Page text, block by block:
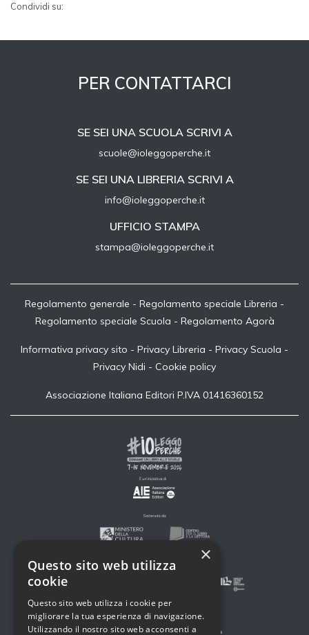
Condividi su:
PER CONTATTARCI
SE SEI UNA SCUOLA SCRIVI A
scuole@ioleggoperche.it
SE SEI UNA LIBRERIA SCRIVI A
info@ioleggoperche.it
UFFICIO STAMPA
stampa@ioleggoperche.it
Regolamento generale - Regolamento speciale Libreria -
Regolamento speciale Scuola - Regolamento Agorà
Informativa privacy sito - Privacy Libreria - Privacy Scuola -
Privacy Nidi - Cookie policy
Associazione Italiana Editori P.IVA 01416360152
×
Questo sito web utilizza
cookie
Questo sito web utilizza i cookie per
migliorare la tua esperienza di navigazione.
Utilizzando il nostro sito web acconsenti a